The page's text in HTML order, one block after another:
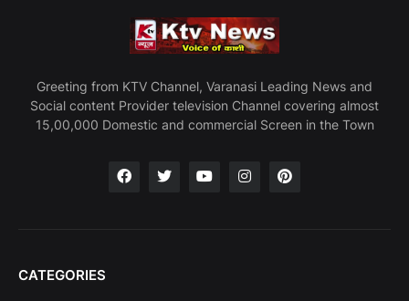
Greeting from KTV Channel, Varanasi Leading News and
Social content Provider television Channel covering almost
15,00,000 Domestic and commercial Screen in the Town
CATEGORIES